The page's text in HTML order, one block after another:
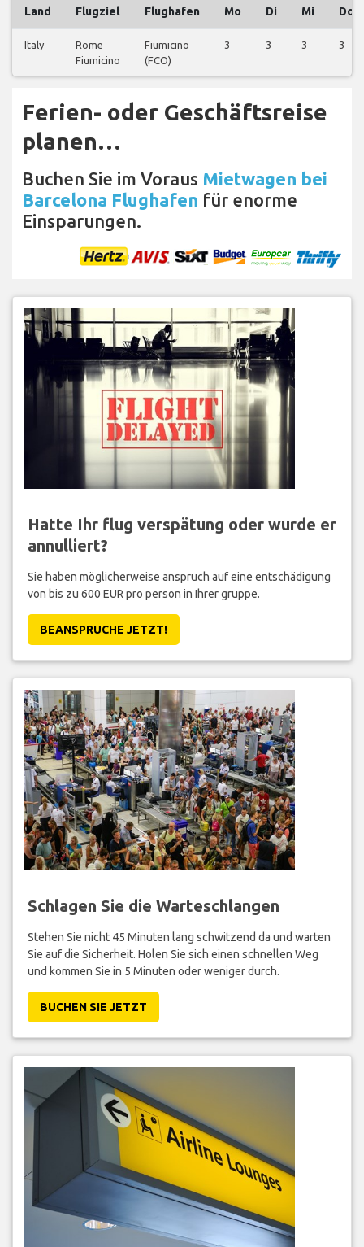
Land Flugziel Flughafen Mo Di Mi Do
Italy
Rome
Fiumicino
Fiumicino
(FCO)
3 3 3 3
Ferien- oder Geschäftsreise
planen…
Buchen Sie im Voraus Mietwagen bei
Barcelona Flughafen für enorme
Einsparungen.
Hatte Ihr flug verspätung oder wurde er
annulliert?
Sie haben möglicherweise anspruch auf eine entschädigung
von bis zu 600 EUR pro person in Ihrer gruppe.
BEANSPRUCHE JETZT!
Schlagen Sie die Warteschlangen
Stehen Sie nicht 45 Minuten lang schwitzend da und warten
Sie auf die Sicherheit. Holen Sie sich einen schnellen Weg
und kommen Sie in 5 Minuten oder weniger durch.
BUCHEN SIE JETZT